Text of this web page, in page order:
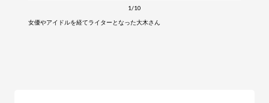
1/10
女優やアイドルを経てライターとなった大木さん